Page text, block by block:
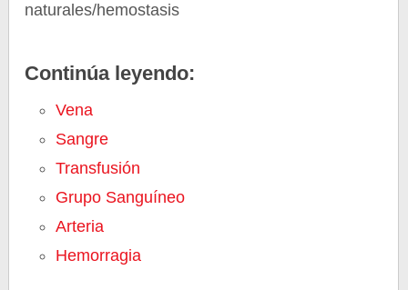
naturales/hemostasis
Continúa leyendo:
Vena
Sangre
Transfusión
Grupo Sanguíneo
Arteria
Hemorragia